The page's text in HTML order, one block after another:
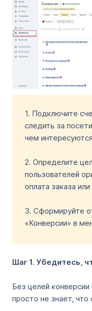
1. Подключите
следить за
чем
2. Определите
пользователей
оплата заказа
3. Сформируйте
«Конверсии» в
Шаг 1. Убедитесь,
Без целей
просто не знает, что